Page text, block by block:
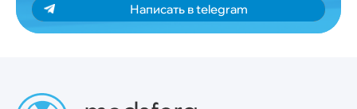
Написать в telegram